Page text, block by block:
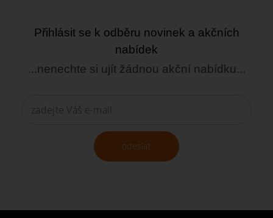
Přihlásit se k odběru novinek a akčních
nabídek
...nenechte si ujít žádnou akční nabídku...
odeslat